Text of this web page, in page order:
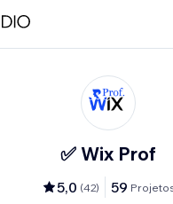
✅ Wix Prof
5,0 (42) 59